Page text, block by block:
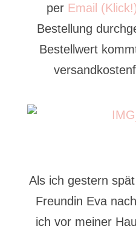
per Email
Bestellung
Bestellwert
Als ich gestern
Freundin Eva
ich vor meiner